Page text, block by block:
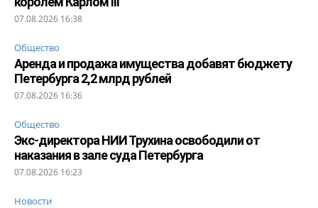
07.08.2026 16:38
Общество
Аренда и продажа имущества добавят бюджету
Петербурга 2,2 млрд рублей
07.08.2026 16:36
Общество
Экс-директора НИИ Трухина освободили от
наказания в зале суда Петербурга
07.08.2026 16:23
Новости